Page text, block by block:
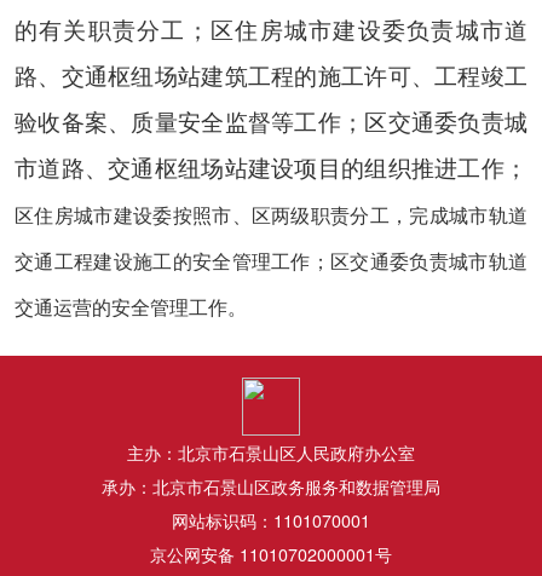
的有关职责分工；区住房城市建设委负责城市道
路、交通枢纽场站建筑工程的施工许可、工程竣工
验收备案、质量安全监督等工作；区交通委负责城
市道路、交通枢纽场站建设项目的组织推进工作；
区住房城市建设委按照市、区两级职责分工，完成城市轨道
交通工程建设施工的安全管理工作；区交通委负责城市轨道
交通运营的安全管理工作。
主办：北京市石景山区人民政府办公室
承办：北京市石景山区政务服务和数据管理局
网站标识码：1101070001
京公网安备 11010702000001号